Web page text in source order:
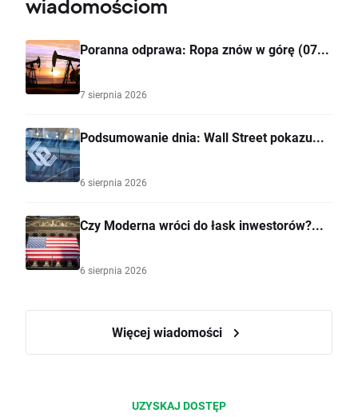
wiadomościom
Poranna odprawa: Ropa znów w górę (07...
7 sierpnia 2026
Podsumowanie dnia: Wall Street pokazu...
6 sierpnia 2026
Czy Moderna wróci do łask inwestorów?...
6 sierpnia 2026
Więcej wiadomości
UZYSKAJ DOSTĘP